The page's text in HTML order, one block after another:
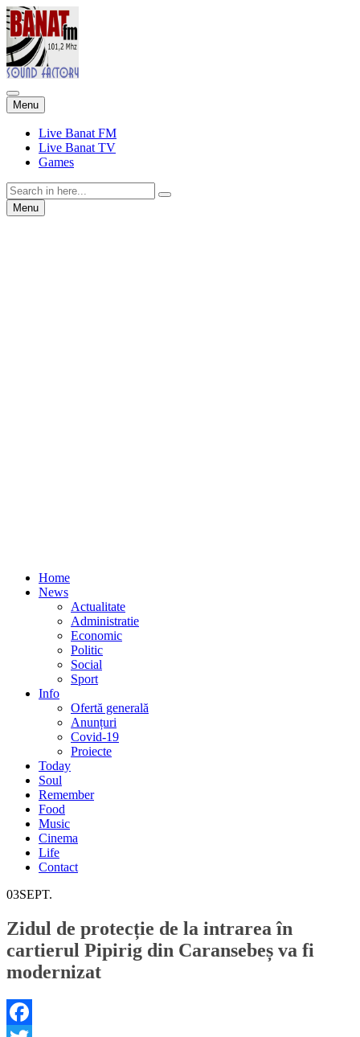
Menu Skip
to
content
Live Banat FM
Live Banat TV
Games
Search
for:Menu Skip
to
Home
News
Actualitate
Administratie
Economic
Politic
Social
Sport
Info
Ofertă generală
Anunțuri
Covid-19
Proiecte
Today
Soul
Remember
Food
Music
Cinema
Life
Contact
03SEPT.
Zidul de protecție de la intrarea în
cartierul Pipirig din Caransebeș va fi
modernizat